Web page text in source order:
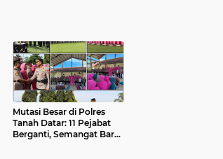
Mutasi Besar di Polres
Tanah Datar: 11 Pejabat
Berganti, Semangat Baru